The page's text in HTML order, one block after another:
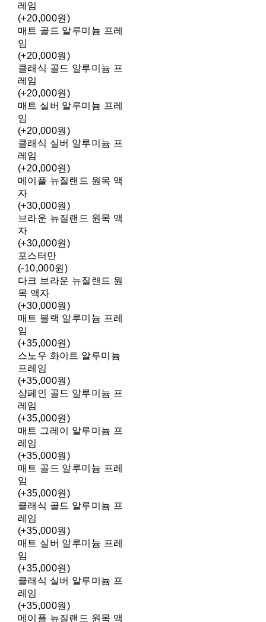
레임
(+20,000원)
매트 골드 알루미늄 프레
임
(+20,000원)
클래식 골드 알루미늄 프
레임
(+20,000원)
매트 실버 알루미늄 프레
임
(+20,000원)
클래식 실버 알루미늄 프
레임
(+20,000원)
메이플 뉴질랜드 원목 액
자
(+30,000원)
브라운 뉴질랜드 원목 액
자
(+30,000원)
포스터만
(-10,000원)
다크 브라운 뉴질랜드 원
목 액자
(+30,000원)
매트 블랙 알루미늄 프레
임
(+35,000원)
스노우 화이트 알루미늄
프레임
(+35,000원)
샴페인 골드 알루미늄 프
레임
(+35,000원)
매트 그레이 알루미늄 프
레임
(+35,000원)
매트 골드 알루미늄 프레
임
(+35,000원)
클래식 골드 알루미늄 프
레임
(+35,000원)
매트 실버 알루미늄 프레
임
(+35,000원)
클래식 실버 알루미늄 프
레임
(+35,000원)
메이플 뉴질랜드 원목 액